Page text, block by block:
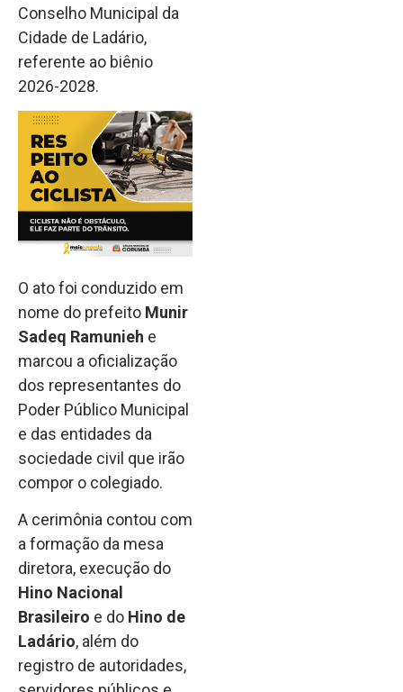
Conselho Municipal da
Cidade de Ladário,
referente ao biênio
2026-2028.
O ato foi conduzido em
nome do prefeito Munir
Sadeq Ramunieh e
marcou a oficialização
dos representantes do
Poder Público Municipal
e das entidades da
sociedade civil que irão
compor o colegiado.
A cerimônia contou com
a formação da mesa
diretora, execução do
Hino Nacional
Brasileiro e do Hino de
Ladário, além do
registro de autoridades,